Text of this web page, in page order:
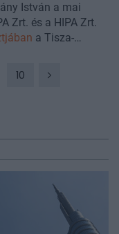
István a mai
Zrt. és a HIPA Zrt.
a Tisza-
10